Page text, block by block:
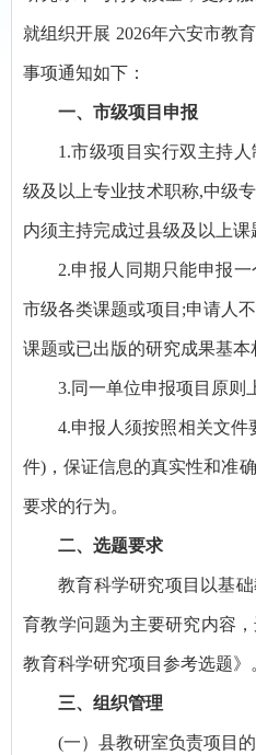
就组织开展 2026年六安市教
事项通知如下：
一、市级项目申报
1.市级项目实行双主持
级及以上专业技术职称,中级
内须主持完成过县级及以上课
2.申报人同期只能申报
市级各类课题或项目;申请人
课题或已出版的研究成果基本
3.同一单位申报项目原则
4.申报人须按照相关文
件)，保证信息的真实性和准
要求的行为。
二、选题要求
教育科学研究项目以基
育教学问题为主要研究内容
教育科学研究项目参考选题》
三、组织管理
(一）县教研室负责项目的